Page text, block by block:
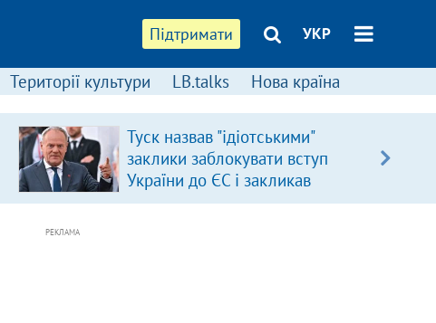
Підтримати УКР
Території культури LB.talks Нова країна
Туск назвав "ідіотськими"
заклики заблокувати вступ
України до ЄС і закликав
припинити антиукраїнську
РЕКЛАМА